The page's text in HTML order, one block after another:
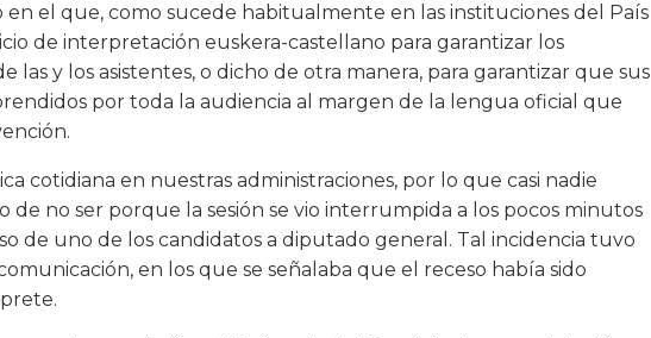
el que, como sucede habitualmente en las instituciones del País
de interpretación euskera-castellano para garantizar los
las y los asistentes, o dicho de otra manera, para garantizar que sus
por toda la audiencia al margen de la lengua oficial que
cotidiana en nuestras administraciones, por lo que casi nadie
de no ser porque la sesión se vio interrumpida a los pocos minutos
de uno de los candidatos a diputado general. Tal incidencia tuvo
en los que se señalaba que el receso había sido